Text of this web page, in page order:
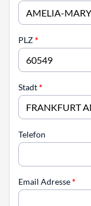
PLZ*
Stadt*
Telefon
Email Adresse*